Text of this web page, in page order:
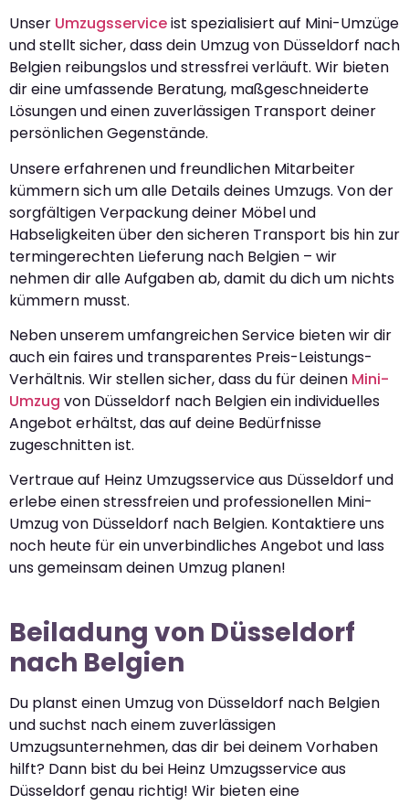
Unser Umzugsserviceist spezialisiert auf Mini-Umzüge
und stellt sicher, dass dein Umzug von Düsseldorf nach
Belgien reibungslos und stressfrei verläuft. Wir bieten
dir eine umfassende Beratung, maßgeschneiderte
Lösungen und einen zuverlässigen Transport deiner
persönlichen Gegenstände.
Unsere erfahrenen und freundlichen Mitarbeiter
kümmern sich um alle Details deines Umzugs. Von der
sorgfältigen Verpackung deiner Möbel und
Habseligkeiten über den sicheren Transport bis hin zur
termingerechten Lieferung nach Belgien – wir
nehmen dir alle Aufgaben ab, damit du dich um nichts
kümmern musst.
Neben unserem umfangreichen Service bieten wir dir
auch ein faires und transparentes Preis-Leistungs-
Verhältnis. Wir stellen sicher, dass du für deinen Mini-
Umzug von Düsseldorf nach Belgien ein individuelles
Angebot erhältst, das auf deine Bedürfnisse
zugeschnitten ist.
Vertraue auf Heinz Umzugsservice aus Düsseldorf und
erlebe einen stressfreien und professionellen Mini-
Umzug von Düsseldorf nach Belgien. Kontaktiere uns
noch heute für ein unverbindliches Angebot und lass
uns gemeinsam deinen Umzug planen!
Beiladung von Düsseldorf
nach Belgien
Du planst einen Umzug von Düsseldorf nach Belgien
und suchst nach einem zuverlässigen
Umzugsunternehmen, das dir bei deinem Vorhaben
hilft? Dann bist du bei Heinz Umzugsservice aus
Düsseldorf genau richtig! Wir bieten eine